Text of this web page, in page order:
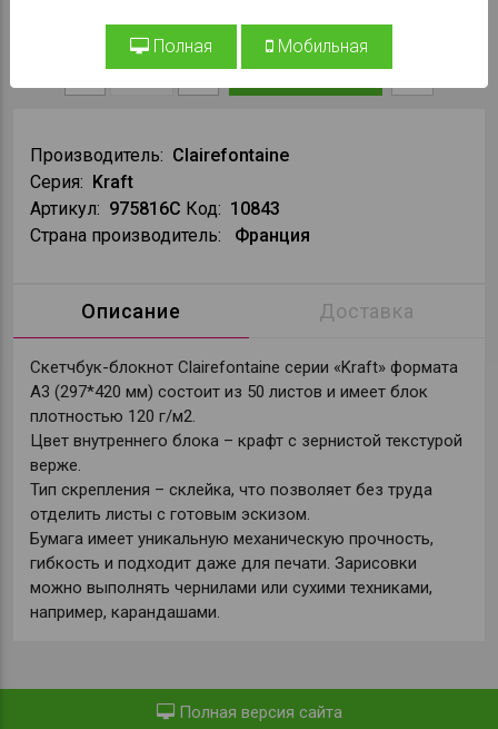
В КОРЗИНУ
Производитель: Clairefontaine
Серия: Kraft
Артикул: 975816C Код: 10843
Страна производитель:
Франция
Описание Доставка
Скетчбук-блокнот Clairefontaine серии «Kraft» формата
А3 (297*420 мм) состоит из 50 листов и имеет блок
плотностью 120 г/м2.
Цвет внутреннего блока – крафт с зернистой текстурой
верже.
Тип скрепления – склейка, что позволяет без труда
отделить листы с готовым эскизом.
Бумага имеет уникальную механическую прочность,
гибкость и подходит даже для печати. Зарисовки
можно выполнять чернилами или сухими техниками,
например, карандашами.
Полная версия сайта
Полная Мобильная